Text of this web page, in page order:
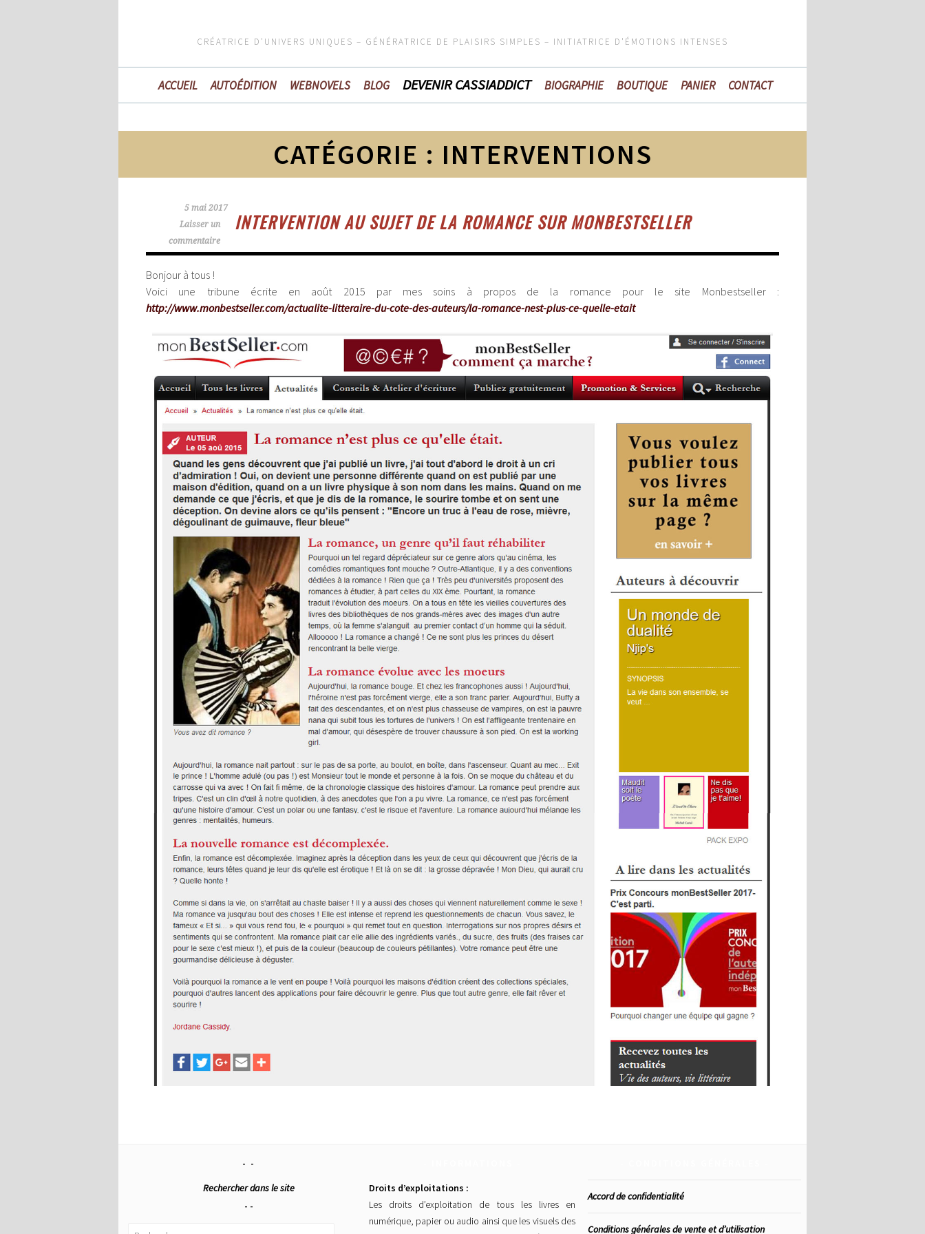
CRÉATRICE D'UNIVERS UNIQUES – GÉNÉRATRICE DE PLAISIRS SIMPLES – INITIATRICE D'ÉMOTIONS INTENSES
ACCUEIL AUTOÉDITION WEBNOVELS BLOG DEVENIR CASSIADDICT BIOGRAPHIE BOUTIQUE PANIER CONTACT
CATÉGORIE : INTERVENTIONS
INTERVENTION AU SUJET DE LA ROMANCE SUR MONBESTSELLER
5 mai 2017
Laisser un
commentaire
Bonjour à tous !
Voici une tribune écrite en août 2015 par mes soins à propos de la romance pour le site Monbestseller :
http://www.monbestseller.com/actualite-litteraire-du-cote-des-auteurs/la-romance-nest-plus-ce-quelle-etait
Rechercher dans le site
Rechercher :
Droits d’exploitations :
Les droits d’exploitation de tous les livres en
numérique, papier ou audio ainsi que les visuels des
Accord de confidentialité
Conditions générales de vente et d’utilisation